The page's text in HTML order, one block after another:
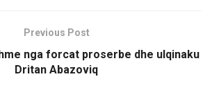
Previous Post
nga forcat proserbe dhe ulqinaku
Dritan Abazoviq